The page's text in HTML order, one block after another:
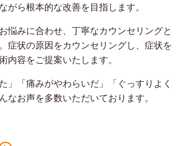
がら根本的な改善を目指します。
悩みに合わせ、丁寧なカウンセリングと
症状の原因をカウンセリングし、症状を
内容をご提案いたします。
」「痛みがやわらいだ」「ぐっすりよく
なお声を多数いただいております。